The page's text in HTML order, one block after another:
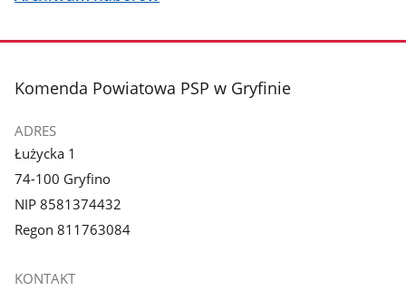
stopka
Komenda Powiatowa PSP w Gryfinie
ADRES
Łużycka 1
74-100 Gryfino
NIP 8581374432
Regon 811763084
KONTAKT